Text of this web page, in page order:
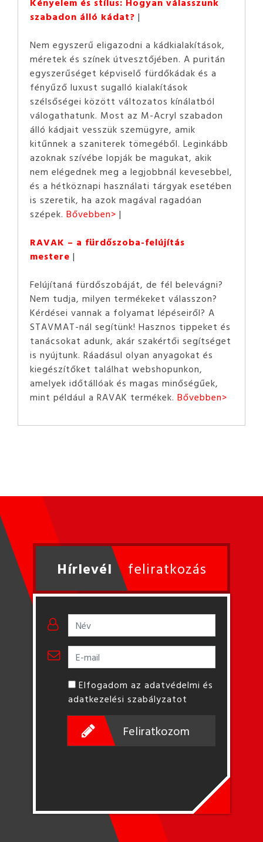
szabadon álló kádat?
Nem egyszerű eligazodni a kádkialakítások,
méretek és színek útvesztőjében. A puritán
egyszerűséget képviselő fürdőkádak és a
fényűző luxust sugalló kialakítások
szélsőségei között változatos kínálatból
válogathatunk. Most az M-Acryl szabadon
álló kádjait vesszük szemügyre, amik
kitűnnek a szaniterek tömegéből. Leginkább
azoknak szívébe lopják be magukat, akik
nem elégednek meg a legjobbnál kevesebbel,
és a hétköznapi használati tárgyak esetében
is szeretik, ha azok magával ragadóan
szépek. Bővebben>
RAVAK – a fürdőszoba-felújítás
mestere
Felújítaná fürdőszobáját, de fél belevágni?
Nem tudja, milyen termékeket válasszon?
Kérdései vannak a folyamat lépéseiről? A
STAVMAT-nál segítünk! Hasznos tippeket és
tanácsokat adunk, akár szakértői segítséget
is nyújtunk. Ráadásul olyan anyagokat és
kiegészítőket találhat webshopunkon,
amelyek időtállóak és magas minőségűek,
mint például a RAVAK termékek. Bővebben>
Hírlevél feliratkozás
Elfogadom az adatvédelmi és
adatkezelési szabályzatot
Feliratkozom